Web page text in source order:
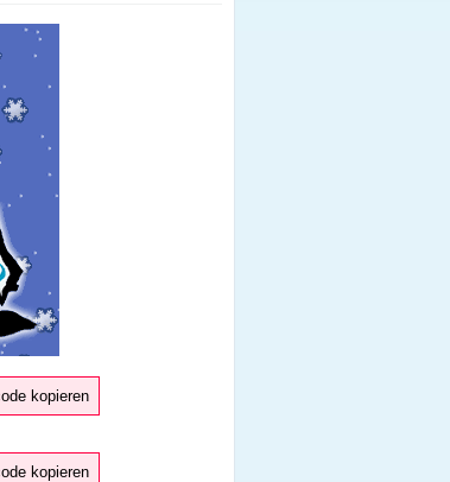
kopieren
kopieren